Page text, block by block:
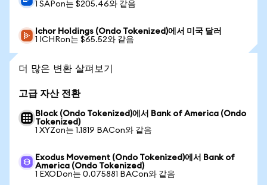
1 SAPon는 $205.46와 같음
Ichor Holdings (Ondo Tokenized)에서 미국 달러
1 ICHRon는 $65.52와 같음
더 많은 변환 살펴보기
고급 자산 전환
Block (Ondo Tokenized)에서 Bank of America (Ondo
Tokenized)
1 XYZon는 1.1819 BACon와 같음
Exodus Movement (Ondo Tokenized)에서 Bank of
America (Ondo Tokenized)
1 EXODon는 0.075881 BACon와 같음